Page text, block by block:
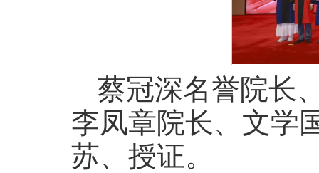
蔡冠深名誉院长
李凤章院长、文学
苏、授证。